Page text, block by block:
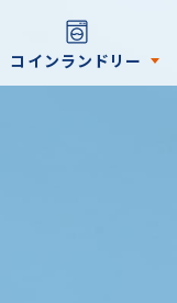
コインランドリー